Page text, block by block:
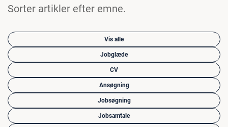
Sorter artikler efter emne.
Vis alle
Jobglæde
CV
Ansøgning
Jobsøgning
Jobsamtale